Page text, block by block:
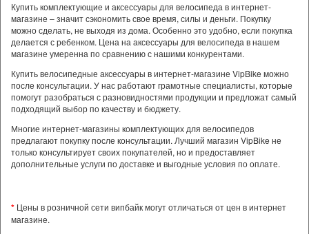
Купить комплектующие и аксессуары для велосипеда в интернет-
магазине – значит сэкономить свое время, силы и деньги. Покупку
можно сделать, не выходя из дома. Особенно это удобно, если покупка
делается с ребенком. Цена на аксессуары для велосипеда в нашем
магазине умеренна по сравнению с нашими конкурентами.
Купить велосипедные аксессуары в интернет-магазине VipBike можно
после консультации. У нас работают грамотные специалисты, которые
помогут разобраться с разновидностями продукции и предложат самый
подходящий выбор по качеству и бюджету.
Многие интернет-магазины комплектующих для велосипедов
предлагают покупку после консультации. Лучший магазин VipBike не
только консультирует своих покупателей, но и предоставляет
дополнительные услуги по доставке и выгодные условия по оплате.
* Цены в розничной сети випбайк могут отличаться от цен в интернет
магазине.